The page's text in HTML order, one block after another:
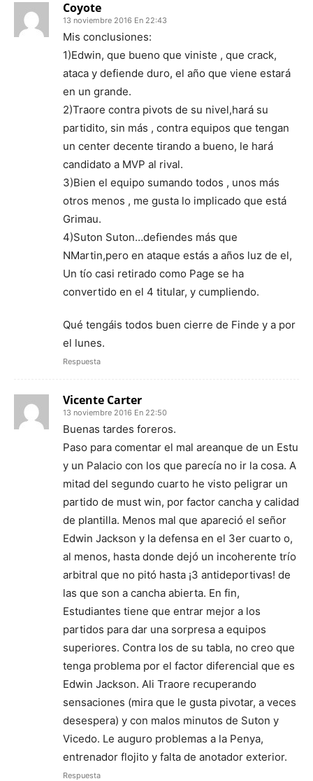
Coyote
13 noviembre 2016 En 22:43
Mis conclusiones:
1)Edwin, que bueno que viniste , que crack,
ataca y defiende duro, el año que viene estará
en un grande.
2)Traore contra pivots de su nivel,hará su
partidito, sin más , contra equipos que tengan
un center decente tirando a bueno, le hará
candidato a MVP al rival.
3)Bien el equipo sumando todos , unos más
otros menos , me gusta lo implicado que está
Grimau.
4)Suton Suton…defiendes más que
NMartin,pero en ataque estás a años luz de el,
Un tío casi retirado como Page se ha
convertido en el 4 titular, y cumpliendo.
Qué tengáis todos buen cierre de Finde y a por
el lunes.
Respuesta
Vicente Carter
13 noviembre 2016 En 22:50
Buenas tardes foreros.
Paso para comentar el mal areanque de un Estu
y un Palacio con los que parecía no ir la cosa. A
mitad del segundo cuarto he visto peligrar un
partido de must win, por factor cancha y calidad
de plantilla. Menos mal que apareció el señor
Edwin Jackson y la defensa en el 3er cuarto o,
al menos, hasta donde dejó un incoherente trío
arbitral que no pitó hasta ¡3 antideportivas! de
las que son a cancha abierta. En fin,
Estudiantes tiene que entrar mejor a los
partidos para dar una sorpresa a equipos
superiores. Contra los de su tabla, no creo que
tenga problema por el factor diferencial que es
Edwin Jackson. Ali Traore recuperando
sensaciones (mira que le gusta pivotar, a veces
desespera) y con malos minutos de Suton y
Vicedo. Le auguro problemas a la Penya,
entrenador flojito y falta de anotador exterior.
Respuesta